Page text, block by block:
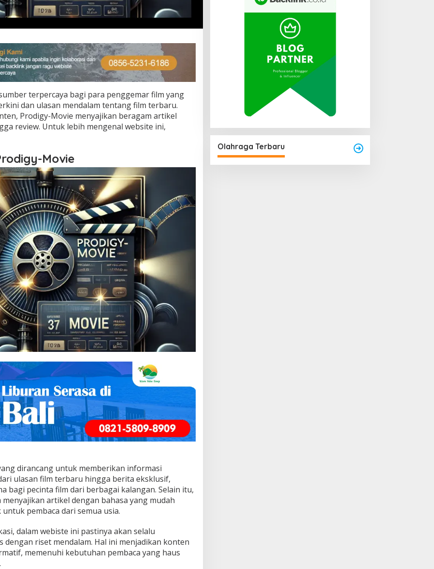
terpercaya bagi para penggemar film yang
dan ulasan mendalam tentang film terbaru.
Prodigy-Movie menyajikan beragam artikel
review. Untuk lebih mengenal website ini,
Movie
dirancang untuk memberikan informasi
ulasan film terbaru hingga berita eksklusif,
bagi pecinta film dari berbagai kalangan. Selain itu,
artikel dengan bahasa yang mudah
pembaca dari semua usia.
dalam webiste ini pastinya akan selalu
riset mendalam. Hal ini menjadikan konten
memenuhi kebutuhan pembaca yang haus
Olahraga Terbaru